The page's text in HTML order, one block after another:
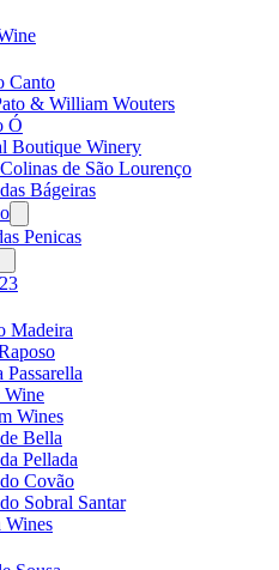
Canto
& William Wouters
Ó
Boutique Winery
de São Lourenço
Bágeiras
menu
Penicas
menu
Madeira
Passarella
Wine
Wines
Bella
Pellada
Covão
Sobral Santar
Wines